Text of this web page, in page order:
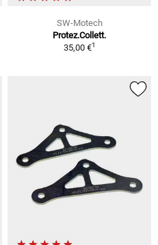
SW-Motech
Protez.Collett.
35,00 €1